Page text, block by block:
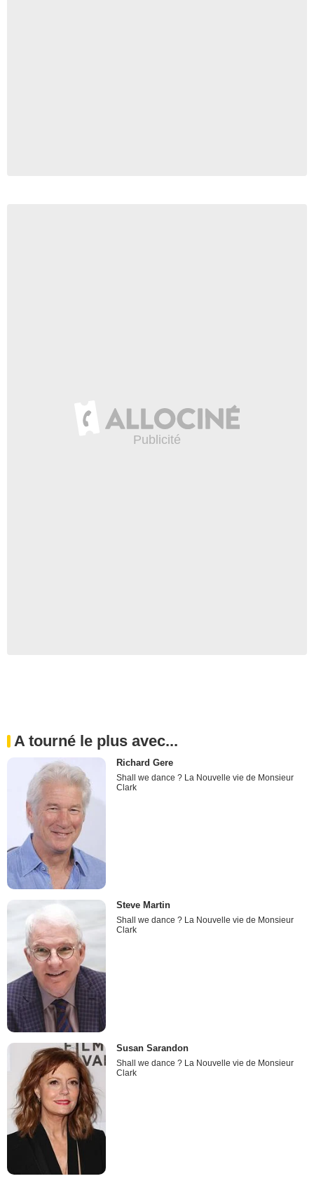
A tourné le plus avec...
Richard Gere
Shall we dance ? La Nouvelle vie de Monsieur
Clark
Steve Martin
Shall we dance ? La Nouvelle vie de Monsieur
Clark
Susan Sarandon
Shall we dance ? La Nouvelle vie de Monsieur
Clark